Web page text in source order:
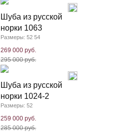
Шуба из русской
норки 1063
Размеры: 52 54
269 000 руб.
295 000 руб.
Шуба из русской
норки 1024-2
Размеры: 52
259 000 руб.
285 000 руб.